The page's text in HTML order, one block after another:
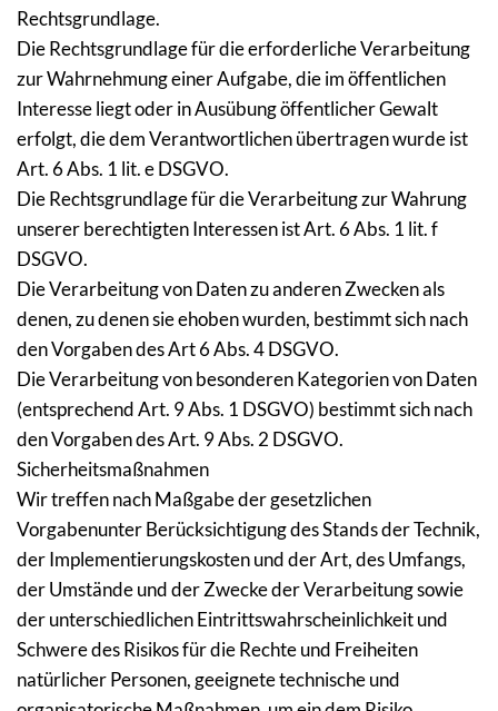
Rechtsgrundlage.
Die Rechtsgrundlage für die erforderliche Verarbeitung
zur Wahrnehmung einer Aufgabe, die im öffentlichen
Interesse liegt oder in Ausübung öffentlicher Gewalt
erfolgt, die dem Verantwortlichen übertragen wurde ist
Art. 6 Abs. 1 lit. e DSGVO.
Die Rechtsgrundlage für die Verarbeitung zur Wahrung
unserer berechtigten Interessen ist Art. 6 Abs. 1 lit. f
DSGVO.
Die Verarbeitung von Daten zu anderen Zwecken als
denen, zu denen sie ehoben wurden, bestimmt sich nach
den Vorgaben des Art 6 Abs. 4 DSGVO.
Die Verarbeitung von besonderen Kategorien von Daten
(entsprechend Art. 9 Abs. 1 DSGVO) bestimmt sich nach
den Vorgaben des Art. 9 Abs. 2 DSGVO.
Sicherheitsmaßnahmen
Wir treffen nach Maßgabe der gesetzlichen
Vorgabenunter Berücksichtigung des Stands der Technik,
der Implementierungskosten und der Art, des Umfangs,
der Umstände und der Zwecke der Verarbeitung sowie
der unterschiedlichen Eintrittswahrscheinlichkeit und
Schwere des Risikos für die Rechte und Freiheiten
natürlicher Personen, geeignete technische und